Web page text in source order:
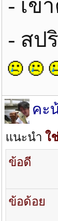
- เข
- สป
คะ
แนะนำ ใ
ข้อดี
ข้อด้อย